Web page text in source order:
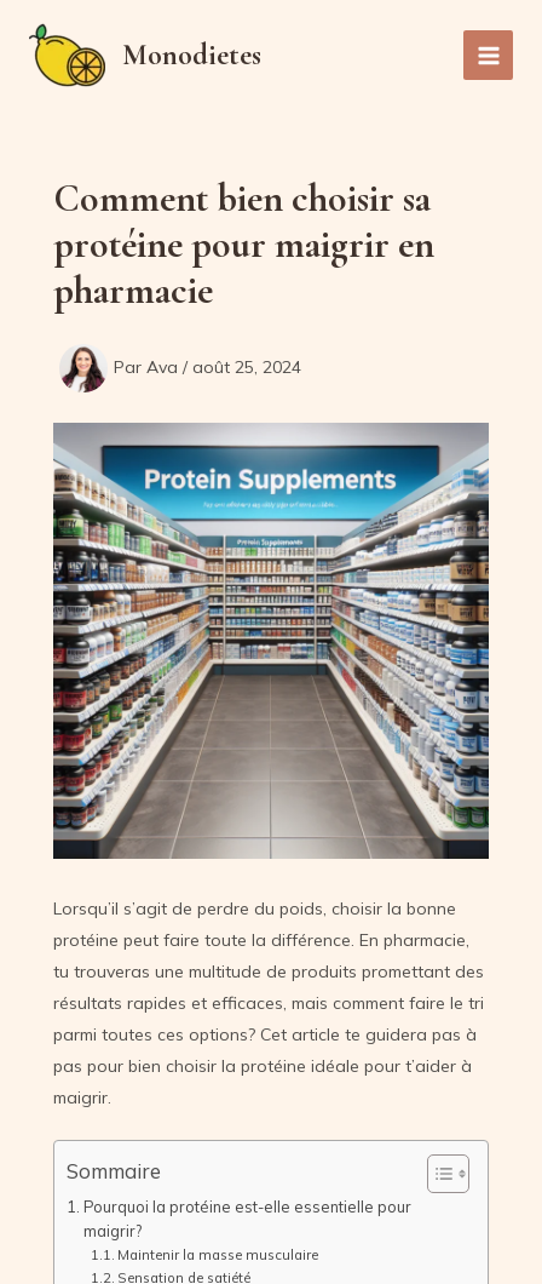
contenu
Monodietes
Main
Comment bien choisir sa
protéine pour maigrir en
pharmacie
Par Ava /août 25, 2024
Lorsqu’il s’agit de perdre du poids, choisir la bonne
protéine peut faire toute la différence. En pharmacie,
tu trouveras une multitude de produits promettant des
résultats rapides et efficaces, mais comment faire le tri
parmi toutes ces options? Cet article te guidera pas à
pas pour bien choisir la protéine idéale pour t’aider à
maigrir.
Sommaire
Pourquoi la protéine est-elle essentielle pour
maigrir?
Maintenir la masse musculaire
Sensation de satiété